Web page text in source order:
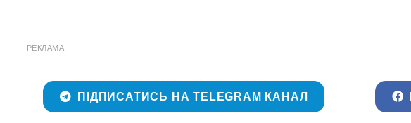
РЕКЛАМА
ПІДПИСАТИСЬ НА TELEGRAM КАНАЛ